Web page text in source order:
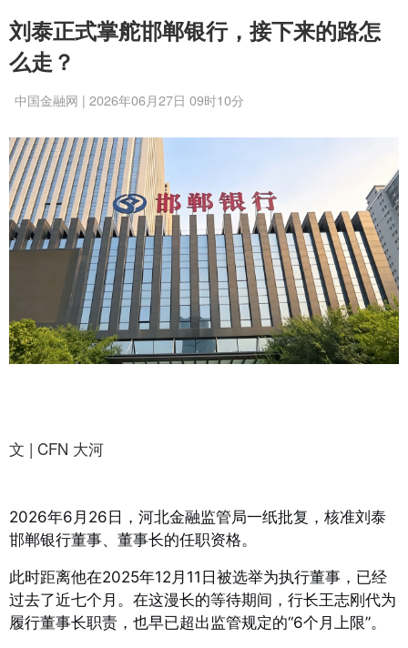
刘泰正式掌舵邯郸银行，接下来的路怎
么走？
中国金融网 | 2026年06月27日 09时10分
文 | CFN 大河
2026年6月26日，河北金融监管局一纸批复，核准刘泰
邯郸银行董事、董事长的任职资格。
此时距离他在2025年12月11日被选举为执行董事，已经
过去了近七个月 。在这漫长的等待期间，行长王志刚代为
履行董事长职责，也早已超出监管规定的“6个月上限”。